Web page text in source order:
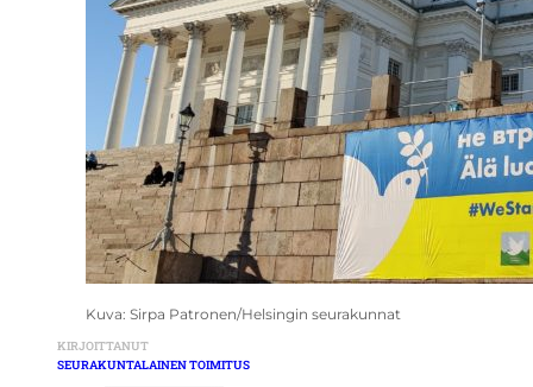
Kuva: Sirpa Patronen/Helsingin seurakunnat
KIRJOITTANUT
SEURAKUNTALAINEN TOIMITUS